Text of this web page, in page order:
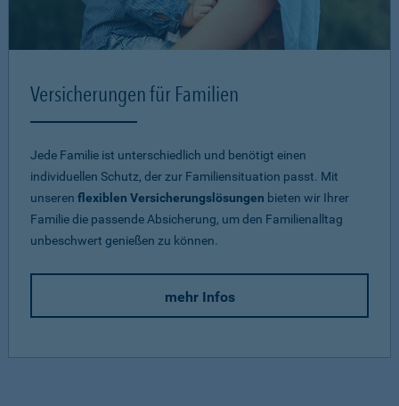
Versicherungen für Familien
Jede Familie ist unterschiedlich und benötigt einen
individuellen Schutz, der zur Familiensituation passt. Mit
unseren flexiblen Versicherungslösungen bieten wir Ihrer
Familie die passende Absicherung, um den Familienalltag
unbeschwert genießen zu können.
mehr Infos